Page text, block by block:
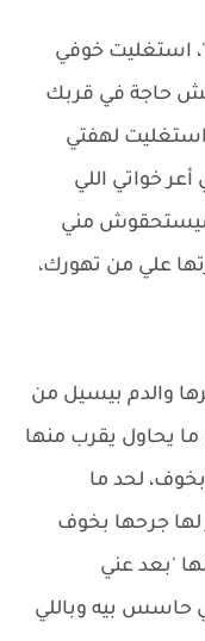
استغليت خوفي
حاجة في قربك
استغليت لهفتي
خواتي اللي
مني
علي من تهورك،
والدم بيسيل من
يحاول يقرب منها
لحد ما
جرحها بخوف
'بعد عني
حاسس بيه وباللي